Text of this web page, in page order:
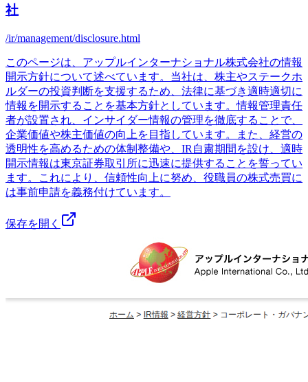
社
/ir/management/disclosure.html
このページは、アップルインターナショナル株式会社の情報
開示方針について述べています。当社は、株主やステークホ
ルダーの投資判断を支援するため、法律に基づき適時適切に
情報を開示することを基本方針としています。情報管理責任
者が設置され、インサイダー情報の管理を徹底することで、
企業価値や株主価値の向上を目指しています。また、経営の
透明性を高めるための体制整備や、IR自粛期間を設け、適時
開示情報は東京証券取引所に迅速に提供することを誓ってい
ます。これにより、信頼性向上に努め、役職員の株式売買に
は事前申請を義務付けています。
保存を開く